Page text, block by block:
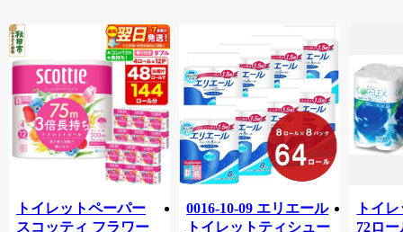
トイレットペーパー
スコッティ フラワー
0016-10-09 エリエール
トイレットティシュー
トイ
72ロ